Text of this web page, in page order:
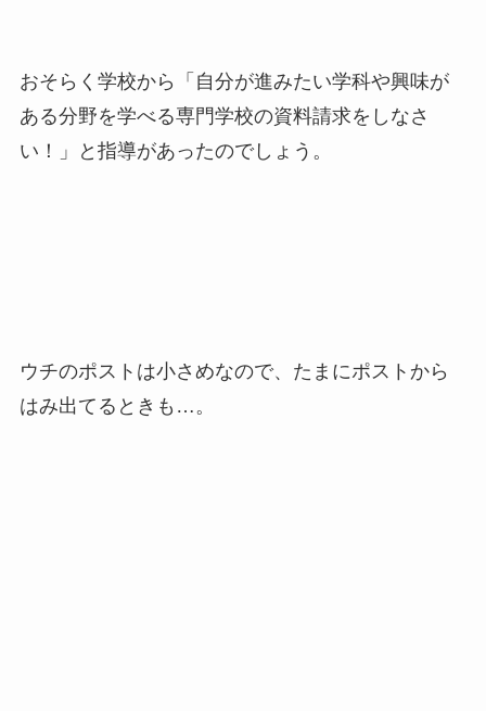
おそらく学校から「自分が進みたい学科や興味が
ある分野を学べる専門学校の資料請求をしなさ
い！」と指導があったのでしょう。
ウチのポストは小さめなので、たまにポストから
はみ出てるときも…。